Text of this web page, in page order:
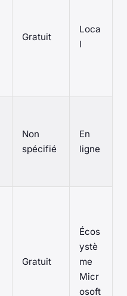
Gratuit
Loca
l
Non
spécifié
En
ligne
Gratuit
Écos
ystè
me
Micr
osoft